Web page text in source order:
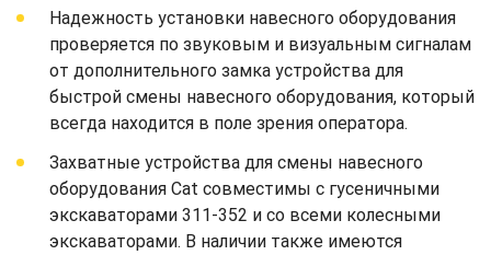
Надежность установки навесного оборудования
проверяется по звуковым и визуальным сигналам
от дополнительного замка устройства для
быстрой смены навесного оборудования, который
всегда находится в поле зрения оператора.
Захватные устройства для смены навесного
оборудования Cat совместимы с гусеничными
экскаваторами 311-352 и со всеми колесными
экскаваторами. В наличии также имеются